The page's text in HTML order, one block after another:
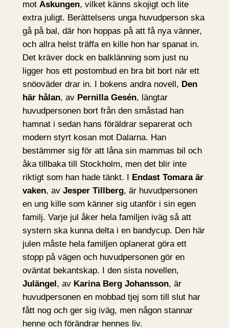
mot Askungen, vilket känns skojigt och lite
extra juligt. Berättelsens unga huvudperson ska
gå på bal, där hon hoppas på att få nya vänner,
och allra helst träffa en kille hon har spanat in.
Det kräver dock en balklänning som just nu
ligger hos ett postombud en bra bit bort när ett
snöoväder drar in. I bokens andra novell, Den
här hålan, av Pernilla Gesén, längtar
huvudpersonen bort från den småstad han
hamnat i sedan hans föräldrar separerat och
modern styrt kosan mot Dalarna. Han
bestämmer sig för att låna sin mammas bil och
åka tillbaka till Stockholm, men det blir inte
riktigt som han hade tänkt. I Endast Tomara är
vaken, av Jesper Tillberg, är huvudpersonen
en ung kille som känner sig utanför i sin egen
familj. Varje jul åker hela familjen iväg så att
systern ska kunna delta i en bandycup. Den här
julen måste hela familjen oplanerat göra ett
stopp på vägen och huvudpersonen gör en
oväntat bekantskap. I den sista novellen,
Julängel, av Karina Berg Johansson, är
huvudpersonen en mobbad tjej som till slut har
fått nog och ger sig iväg, men någon stannar
henne och förändrar hennes liv.